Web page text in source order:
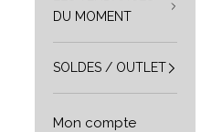
DU MOMENT
SOLDES / OUTLET
Mon compte